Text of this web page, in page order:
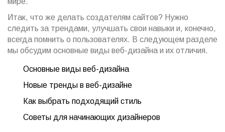
Итак, что же делать создателям сайтов? Нужно
следить за трендами, улучшать свои навыки и, конечно,
всегда помнить о пользователях. В следующем разделе
мы обсудим основные виды веб-дизайна и их отличия.
Основные виды веб-дизайна
Новые тренды в веб-дизайне
Как выбрать подходящий стиль
Советы для начинающих дизайнеров